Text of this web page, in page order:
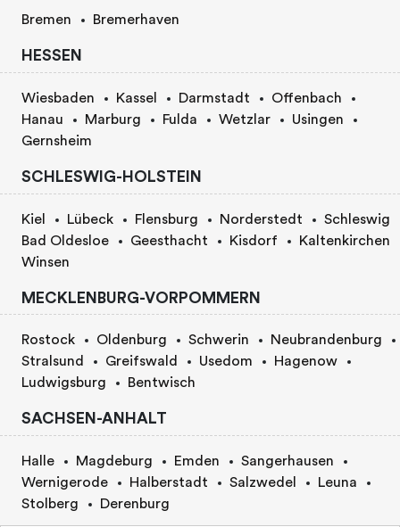
Bremen Bremerhaven
HESSEN
Wiesbaden Kassel Darmstadt
Offenbach
Hanau
Marburg Fulda Wetzlar
Usingen
Gernsheim
SCHLESWIG-HOLSTEIN
Kiel Lübeck Flensburg Norderstedt
Schleswig
Bad Oldesloe
Geesthacht Kisdorf
Kaltenkirchen
Winsen
MECKLENBURG-VORPOMMERN
Rostock Oldenburg Schwerin
Neubrandenburg
Stralsund
Greifswald Usedom
Hagenow
Ludwigsburg
Bentwisch
SACHSEN-ANHALT
Halle Magdeburg Emden
Sangerhausen
Wernigerode
Halberstadt Salzwedel
Leuna
Stolberg
Derenburg